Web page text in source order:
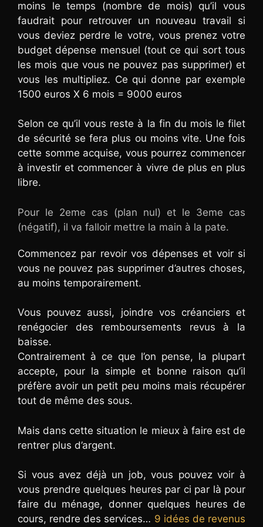
moins le temps (nombre de mois) qu’il vous
faudrait pour retrouver un nouveau travail si
vous deviez perdre le votre, vous prenez votre
budget dépense mensuel (tout ce qui sort tous
les mois que vous ne pouvez pas supprimer) et
vous les multipliez. Ce qui donne par exemple
1500 euros X 6 mois = 9000 euros
Selon ce qu’il vous reste à la fin du mois le filet
de sécurité se fera plus ou moins vite. Une fois
cette somme acquise, vous pourrez commencer
à investir et commencer à vivre de plus en plus
libre.
Pour le 2eme cas (plan nul) et le 3eme cas
(négatif), il va falloir mettre la main à la pate.
Commencez par revoir vos dépenses et voir si
vous ne pouvez pas supprimer d’autres choses,
au moins temporairement.
Vous pouvez aussi, joindre vos créanciers et
renégocier des remboursements revus à la
baisse.
Contrairement à ce que l’on pense, la plupart
accepte, pour la simple et bonne raison qu’il
préfère avoir un petit peu moins mais récupérer
tout de même des sous.
Mais dans cette situation le mieux à faire est de
rentrer plus d’argent.
Si vous avez déjà un job, vous pouvez voir à
vous prendre quelques heures par ci par là pour
faire du ménage, donner quelques heures de
cours, rendre des services… 9 idées de revenus